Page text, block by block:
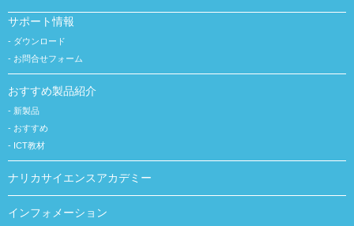
サポート情報
ダウンロード
お問合せフォーム
おすすめ製品紹介
新製品
おすすめ
ICT教材
ナリカサイエンスアカデミー
インフォメーション